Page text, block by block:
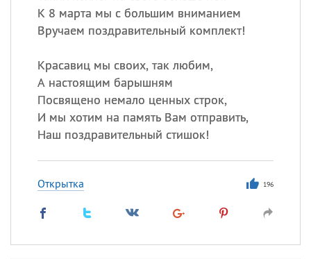
К 8 марта мы с большим вниманием
Вручаем поздравительный комплект!
Красавиц мы своих, так любим,
А настоящим барышням
Посвящено немало ценных строк,
И мы хотим на память Вам отправить,
Наш поздравительный стишок!
Открытка 196